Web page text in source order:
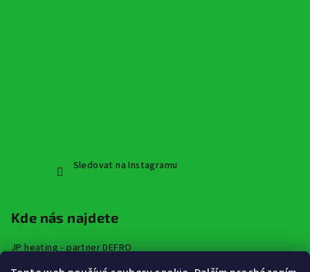
Sledovat na Instagramu
Kde nás najdete
JP heating - partner DEFRO
Špindlerova třída 672,